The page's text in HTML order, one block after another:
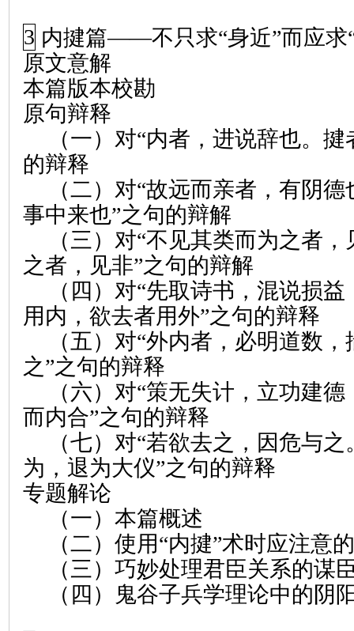
3 内揵篇——不只求“身近”而应求
原文意解
本篇版本校勘
原句辩释
（一）对“内者，进说辞也。 揵
的辩释
（二）对“故远而亲者，有阴
事中来也”之句的辩解
（三）对“不见其类而为之者
之者，见非”之句的辩解
（四）对“先取诗书，混说损
用内，欲去者用外”之句的辩释
（五）对“外内者，必明道数
之”之句的辩释
（六）对“策无失计，立功建
而内合”之句的辩释
（七）对“若欲去之，因危与
为，退为大仪”之句的辩释
专题解论
（一）本篇概述
（二）使用“内揵”术时应注意
（三）巧妙处理君臣关系的谋
（四）鬼谷子兵学理论中的阴